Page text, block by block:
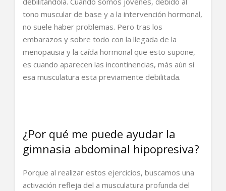
tono muscular de base y a la intervención hormonal,
no suele haber problemas. Pero tras los
embarazos y sobre todo con la llegada de la
menopausia y la caída hormonal que esto supone,
es cuando aparecen las incontinencias, más aún si
esa musculatura esta previamente debilitada.
¿Por qué me puede ayudar la
gimnasia abdominal hipopresiva?
Porque al realizar estos ejercicios, buscamos una
activación refleja del a musculatura profunda del